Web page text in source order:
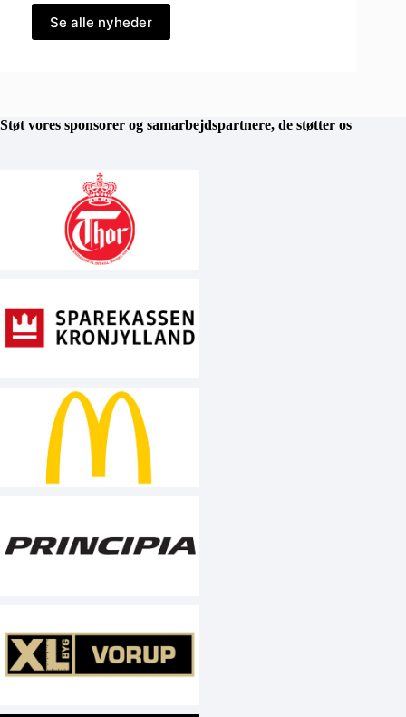
Se alle nyheder
Støt vores sponsorer og samarbejdspartnere, de støtter os